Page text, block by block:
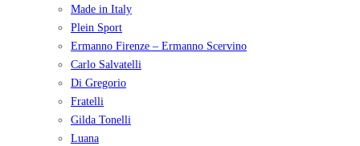
Made in Italy
Plein Sport
Ermanno Firenze – Ermanno Scervino
Carlo Salvatelli
Di Gregorio
Fratelli
Gilda Tonelli
Luana